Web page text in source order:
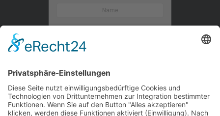
Kontaktieren Sie uns
WalBee
Bizzmade GmbH